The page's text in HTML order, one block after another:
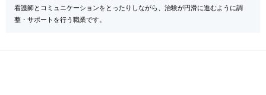
看護師とコミュニケーションをとったりしながら、治験が円滑に進むように調
整・サポートを行う職業です。